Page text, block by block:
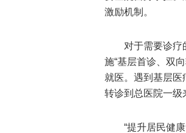
激励机制。
对于需要诊疗
施“基层首诊、双
就医。遇到基层医
转诊到总医院一级
“提升居民健